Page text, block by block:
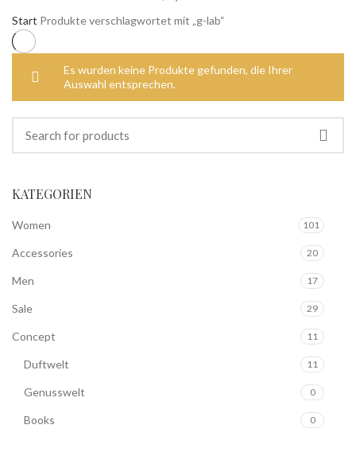
KATEGORIEN
Accessories 20
Concept 11
Books 0
Duftwelt 11
Genusswelt 0
Men 17
Sale 29
Women 101
Start Produkte verschlagwortet mit „g-lab“
Es wurden keine Produkte gefunden, die Ihrer
Auswahl entsprechen.